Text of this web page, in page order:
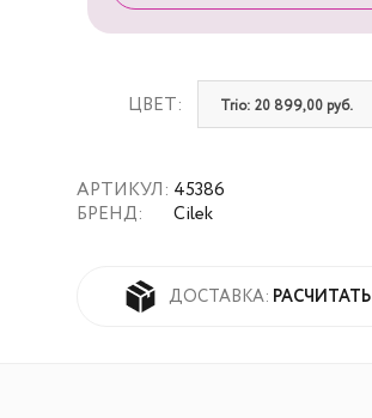
АРТИКУЛ:
БРЕНД:
45386
Cilek
ДОСТАВКА: РАСЧИТАТЬ
ЦВЕТ: Trio: 20 899,00 руб.